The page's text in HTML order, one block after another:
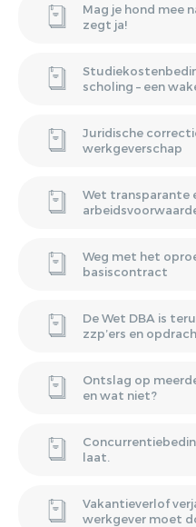
Mag je hond mee
zegt ja!
scholing – een
Juridische
werkgeverschap
Wet transparante
Weg met het
basiscontract
De Wet DBA is
zzp’ers en
Ontslag op
en wat niet?
laat.
Vakantieverlof
werkgever moet